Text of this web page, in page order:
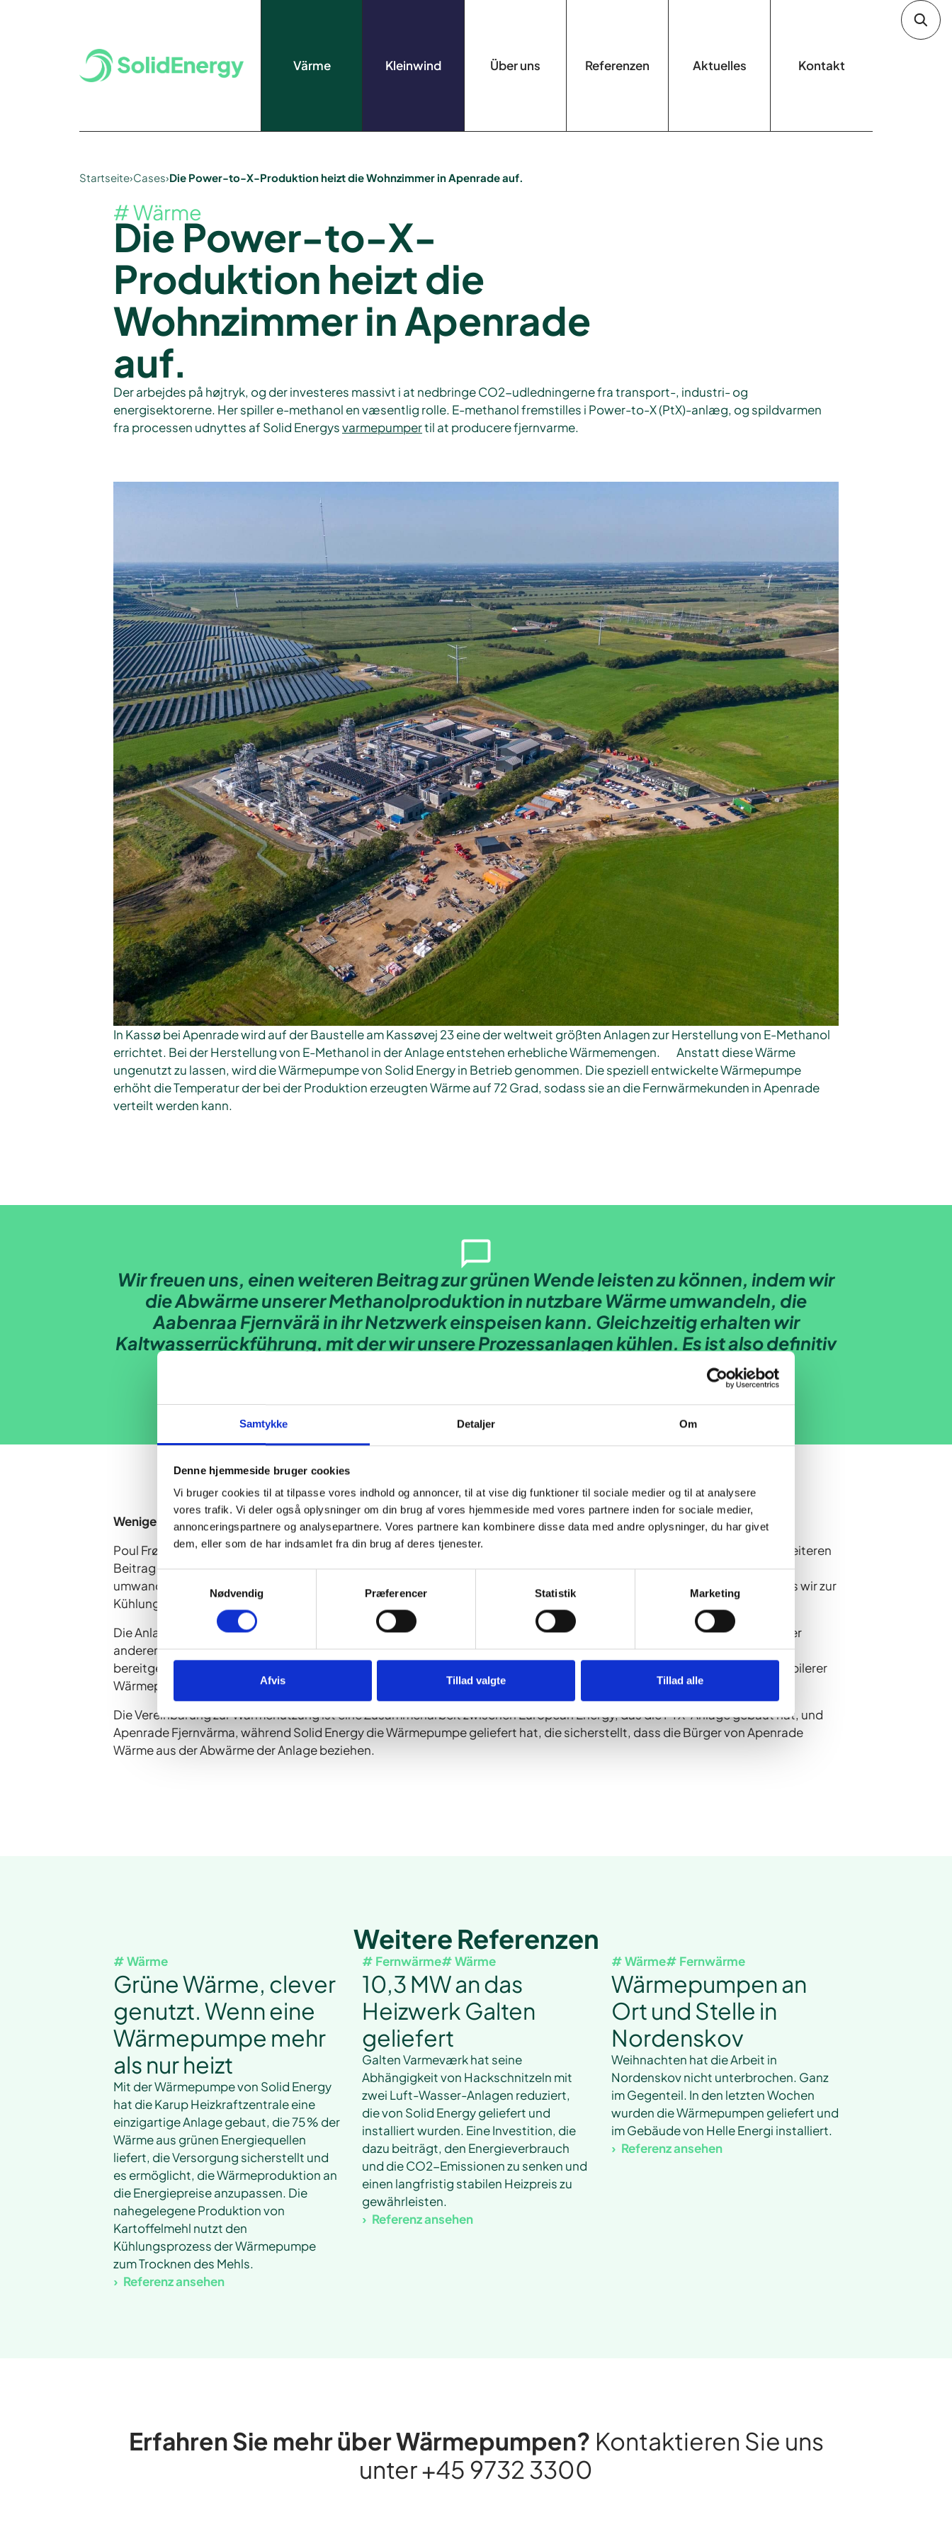
Samtykke Detaljer Om
Denne hjemmeside bruger cookies
Vi bruger cookies til at tilpasse vores indhold og annoncer, til at vise dig funktioner til sociale medier og til at analysere
vores trafik. Vi deler også oplysninger om din brug af vores hjemmeside med vores partnere inden for sociale medier,
annonceringspartnere og analysepartnere. Vores partnere kan kombinere disse data med andre oplysninger, du har givet
dem, eller som de har indsamlet fra din brug af deres tjenester.
Nødvendig
Præferencer Statistik Marketing
Afvis Tillad valgte Tillad alle
Värme Kleinwind Über uns Referenzen Aktuelles Kontakt
Startseite›Cases›Die Power-to-X-Produktion heizt die Wohnzimmer in Apenrade auf.
# Wärme
Die Power-to-X-
Produktion heizt die
Wohnzimmer in Apenrade
auf.
Der arbejdes på højtryk, og der investeres massivt i at nedbringe CO2-udledningerne fra transport-, industri- og
energisektorerne. Her spiller e-methanol en væsentlig rolle. E-methanol fremstilles i Power-to-X (PtX)-anlæg, og spildvarmen
fra processen udnyttes af Solid Energysvarmepumpertil at producere fjernvarme.
In Kassø bei Apenrade wird auf der Baustelle am Kassøvej 23 eine der weltweit größten Anlagen zur Herstellung von E-Methanol
errichtet. Bei der Herstellung von E-Methanol in der Anlage entstehen erhebliche Wärmemengen. Anstatt diese Wärme
ungenutzt zu lassen, wird die Wärmepumpe von Solid Energy in Betrieb genommen. Die speziell entwickelte Wärmepumpe
erhöht die Temperatur der bei der Produktion erzeugten Wärme auf 72 Grad, sodass sie an die Fernwärmekunden in Apenrade
verteilt werden kann.
Wir freuen uns, einen weiteren Beitrag zur grünen Wende leisten zu können, indem wir
die Abwärme unserer Methanolproduktion in nutzbare Wärme umwandeln, die
Aabenraa Fjernvärä in ihr Netzwerk einspeisen kann. Gleichzeitig erhalten wir
Kaltwasserrückführung, mit der wir unsere Prozessanlagen kühlen. Es ist also definitiv
Projektleiter
Weniger Abfall und mehr Wärme
Poul Frøkjær ist Projektmanager bei European Energy und hat die Kontrollleisten für das Projekt.“ Wir freuen uns, einen weiteren
Beitrag zur grünen Wende leisten zu können, indem wir die Abwärme unserer Methanolproduktion in nutzbare Wärme
umwandeln, die die Fernwärme von Apenrade in ihr Netz einspeisen kann. Gleichzeitig wird Kaltwasser zurückgeführt, das wir zur
Kühlung unserer Prozessanlagen verwenden. Es ist also definitiv eine Win-Win-Situation.“
Die Anlage ist ein Beispiel für effiziente Sektorkopplung, bei der überschüssige Ressourcen einer Branche zum Vorteil einer
anderen genutzt werden. Bei der Fernwärmeversorgung von Apenrade sorgt die von der Wärmepumpe von Solid Energy
bereitgestellte Fernwärme für eine geringere Abhängigkeit von Biomasse, und für die Bürger besteht die Möglichkeit stabilerer
Wärmepreise.
Die Vereinbarung zur Wärmenutzung ist eine Zusammenarbeit zwischen European Energy, das die PTX-Anlage gebaut hat, und
Apenrade Fjernvärma, während Solid Energy die Wärmepumpe geliefert hat, die sicherstellt, dass die Bürger von Apenrade
Wärme aus der Abwärme der Anlage beziehen.
Weitere Referenzen
# Wärme
Grüne Wärme, clever
genutzt. Wenn eine
Wärmepumpe mehr
als nur heizt
Mit der Wärmepumpe von Solid Energy
hat die Karup Heizkraftzentrale eine
einzigartige Anlage gebaut, die 75 % der
Wärme aus grünen Energiequellen
liefert, die Versorgung sicherstellt und
es ermöglicht, die Wärmeproduktion an
die Energiepreise anzupassen. Die
nahegelegene Produktion von
Kartoffelmehl nutzt den
Kühlungsprozess der Wärmepumpe
zum Trocknen des Mehls.
Referenz ansehen
# Fernwärme# Wärme
10,3 MW an das
Heizwerk Galten
geliefert
Galten Varmeværk hat seine
Abhängigkeit von Hackschnitzeln mit
zwei Luft-Wasser-Anlagen reduziert,
die von Solid Energy geliefert und
installiert wurden. Eine Investition, die
dazu beiträgt, den Energieverbrauch
und die CO2-Emissionen zu senken und
einen langfristig stabilen Heizpreis zu
gewährleisten.
Referenz ansehen
# Wärme# Fernwärme
Wärmepumpen an
Ort und Stelle in
Nordenskov
Weihnachten hat die Arbeit in
Nordenskov nicht unterbrochen. Ganz
im Gegenteil. In den letzten Wochen
wurden die Wärmepumpen geliefert und
im Gebäude von Helle Energi installiert.
Referenz ansehen
Erfahren Sie mehr über Wärmepumpen? Kontaktieren Sie uns
unter+45 9732 3300